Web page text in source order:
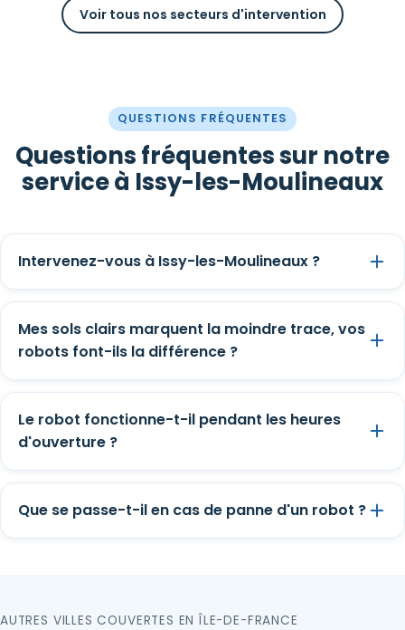
Voir tous nos secteurs d'intervention
QUESTIONS FRÉQUENTES
Questions fréquentes sur notre
service à Issy-les-Moulineaux
Intervenez-vous à Issy-les-Moulineaux ?
Mes sols clairs marquent la moindre trace, vos
robots font-ils la différence ?
Le robot fonctionne-t-il pendant les heures
d'ouverture ?
Que se passe-t-il en cas de panne d'un robot ?
AUTRES VILLES COUVERTES EN ÎLE-DE-FRANCE